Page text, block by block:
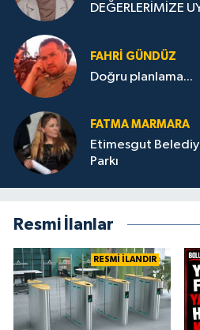
DEĞERLERİMİZE
FAHRI GÜNDÜZ
Doğru planlama...
FATMA MARMARA
Etimesgut
Parkı
Resmi İlanlar
RESMİ İLANDIR